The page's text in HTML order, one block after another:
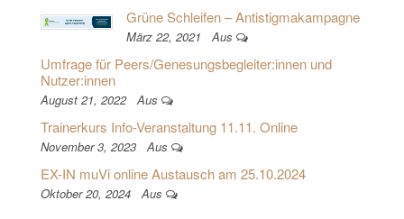
Grüne Schleifen – Antistigmakampagne
März 22, 2021 Aus
Umfrage für Peers/Genesungsbegleiter:innen und
Nutzer:innen
August 21, 2022 Aus
Trainerkurs Info-Veranstaltung 11.11. Online
November 3, 2023 Aus
EX-IN muVi online Austausch am 25.10.2024
Oktober 20, 2024 Aus